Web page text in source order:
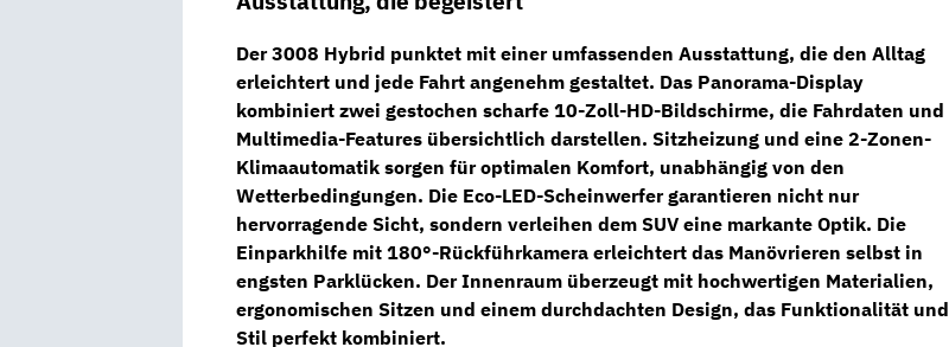
Der 3008 Hybrid punktet mit einer umfassenden Ausstattung, die den Alltag
erleichtert und jede Fahrt angenehm gestaltet. Das Panorama-Display
kombiniert zwei gestochen scharfe 10-Zoll-HD-Bildschirme, die Fahrdaten und
Multimedia-Features übersichtlich darstellen. Sitzheizung und eine 2-Zonen-
Klimaautomatik sorgen für optimalen Komfort, unabhängig von den
Wetterbedingungen. Die Eco-LED-Scheinwerfergarantieren nicht nur
hervorragende Sicht, sondern verleihen dem SUV eine markante Optik. Die
Einparkhilfe mit 180°-Rückführkamera erleichtert das Manövrieren selbst in
engsten Parklücken. Der Innenraum überzeugt mit hochwertigen Materialien,
ergonomischen Sitzen und einem durchdachten Design, das Funktionalität und
Stil perfekt kombiniert.